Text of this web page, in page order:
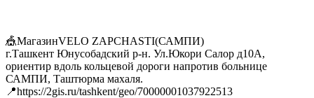
🎪МагазинVELO ZAPCHASTI(САМПИ)
г.Ташкент Юнусобадский р-н. Ул.Юкори Салор д10А,
ориентир вдоль кольцевой дороги напротив больнице
САМПИ, Таштюрма махаля.
📍https://2gis.ru/tashkent/geo/70000001037922513